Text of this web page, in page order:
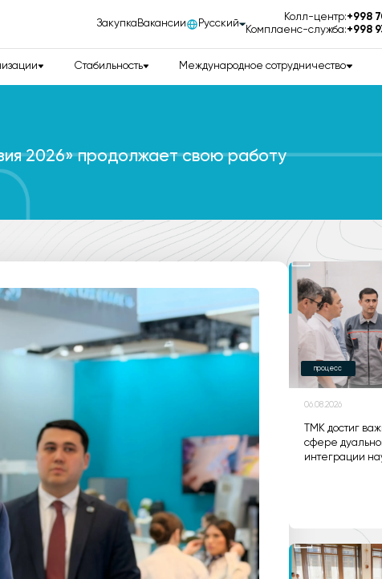
Закупка Вакансии Русский
Колл-центр:+998
Комплаенс-служба:+998
Стабильность Международное сотрудничество
2026» продолжает свою работу
процесс
06.08.2026
ТМК достиг
сфере
интеграции